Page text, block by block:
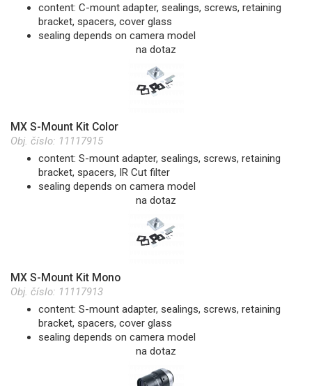
content: C-mount adapter, sealings, screws, retaining
bracket, spacers, cover glass
sealing depends on camera model
na dotaz
MX S-Mount Kit Color
Obj. číslo: 11117915
content: S-mount adapter, sealings, screws, retaining
bracket, spacers, IR Cut filter
sealing depends on camera model
na dotaz
MX S-Mount Kit Mono
Obj. číslo: 11117913
content: S-mount adapter, sealings, screws, retaining
bracket, spacers, cover glass
sealing depends on camera model
na dotaz